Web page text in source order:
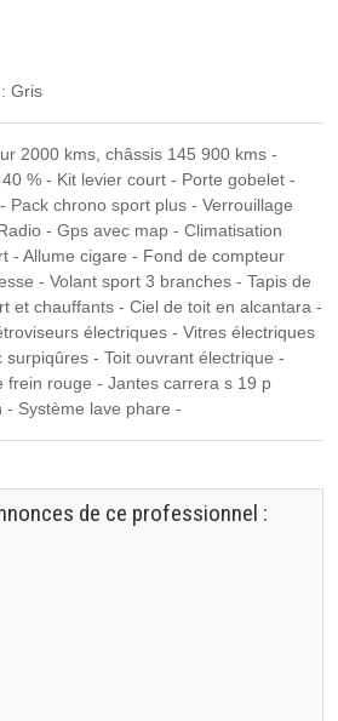
Gris
2000 kms, châssis 145 900 kms -
% - Kit levier court - Porte gobelet -
Pack chrono sport plus - Verrouillage
- Gps avec map - Climatisation
- Allume cigare - Fond de compteur
- Volant sport 3 branches - Tapis de
et chauffants - Ciel de toit en alcantara -
électriques - Vitres électriques
- Toit ouvrant électrique -
frein rouge - Jantes carrera s 19 p
Système lave phare -
de ce professionnel :